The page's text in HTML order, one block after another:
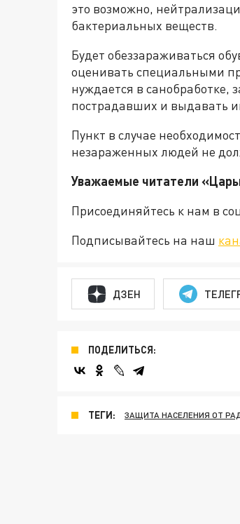
это возможно,
бактериальных веществ.
Будет обеззараживаться
оценивать специальными
нуждается в санобработке,
пострадавших и выдавать
Пункт в случае
незараженных людей не
Уважаемые читатели
Присоединяйтесь к нам в
Подписывайтесь на наш
ДЗЕН
ПОДЕЛИТЬСЯ:
ТЕГИ: ЗАЩИТА НАСЕЛЕНИЯ ОТ